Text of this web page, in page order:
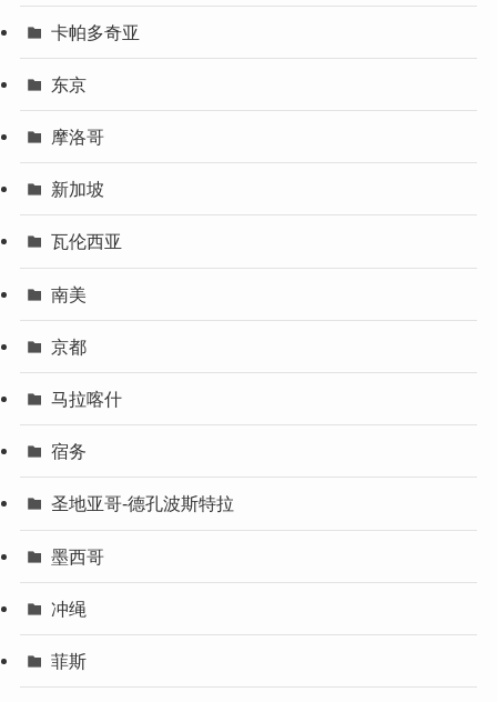
卡帕多奇亚
东京
摩洛哥
新加坡
瓦伦西亚
南美
京都
马拉喀什
宿务
圣地亚哥-德孔波斯特拉
墨西哥
冲绳
菲斯